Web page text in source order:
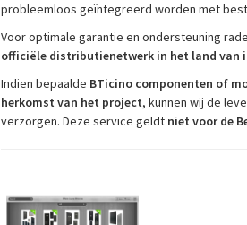
probleemloos geïntegreerd worden met
Voor optimale garantie en ondersteuning
officiële distributienetwerk in het land van
Indien bepaalde BTicino componenten of
herkomst van het project, kunnen wij de
verzorgen. Deze service geldt niet voor de